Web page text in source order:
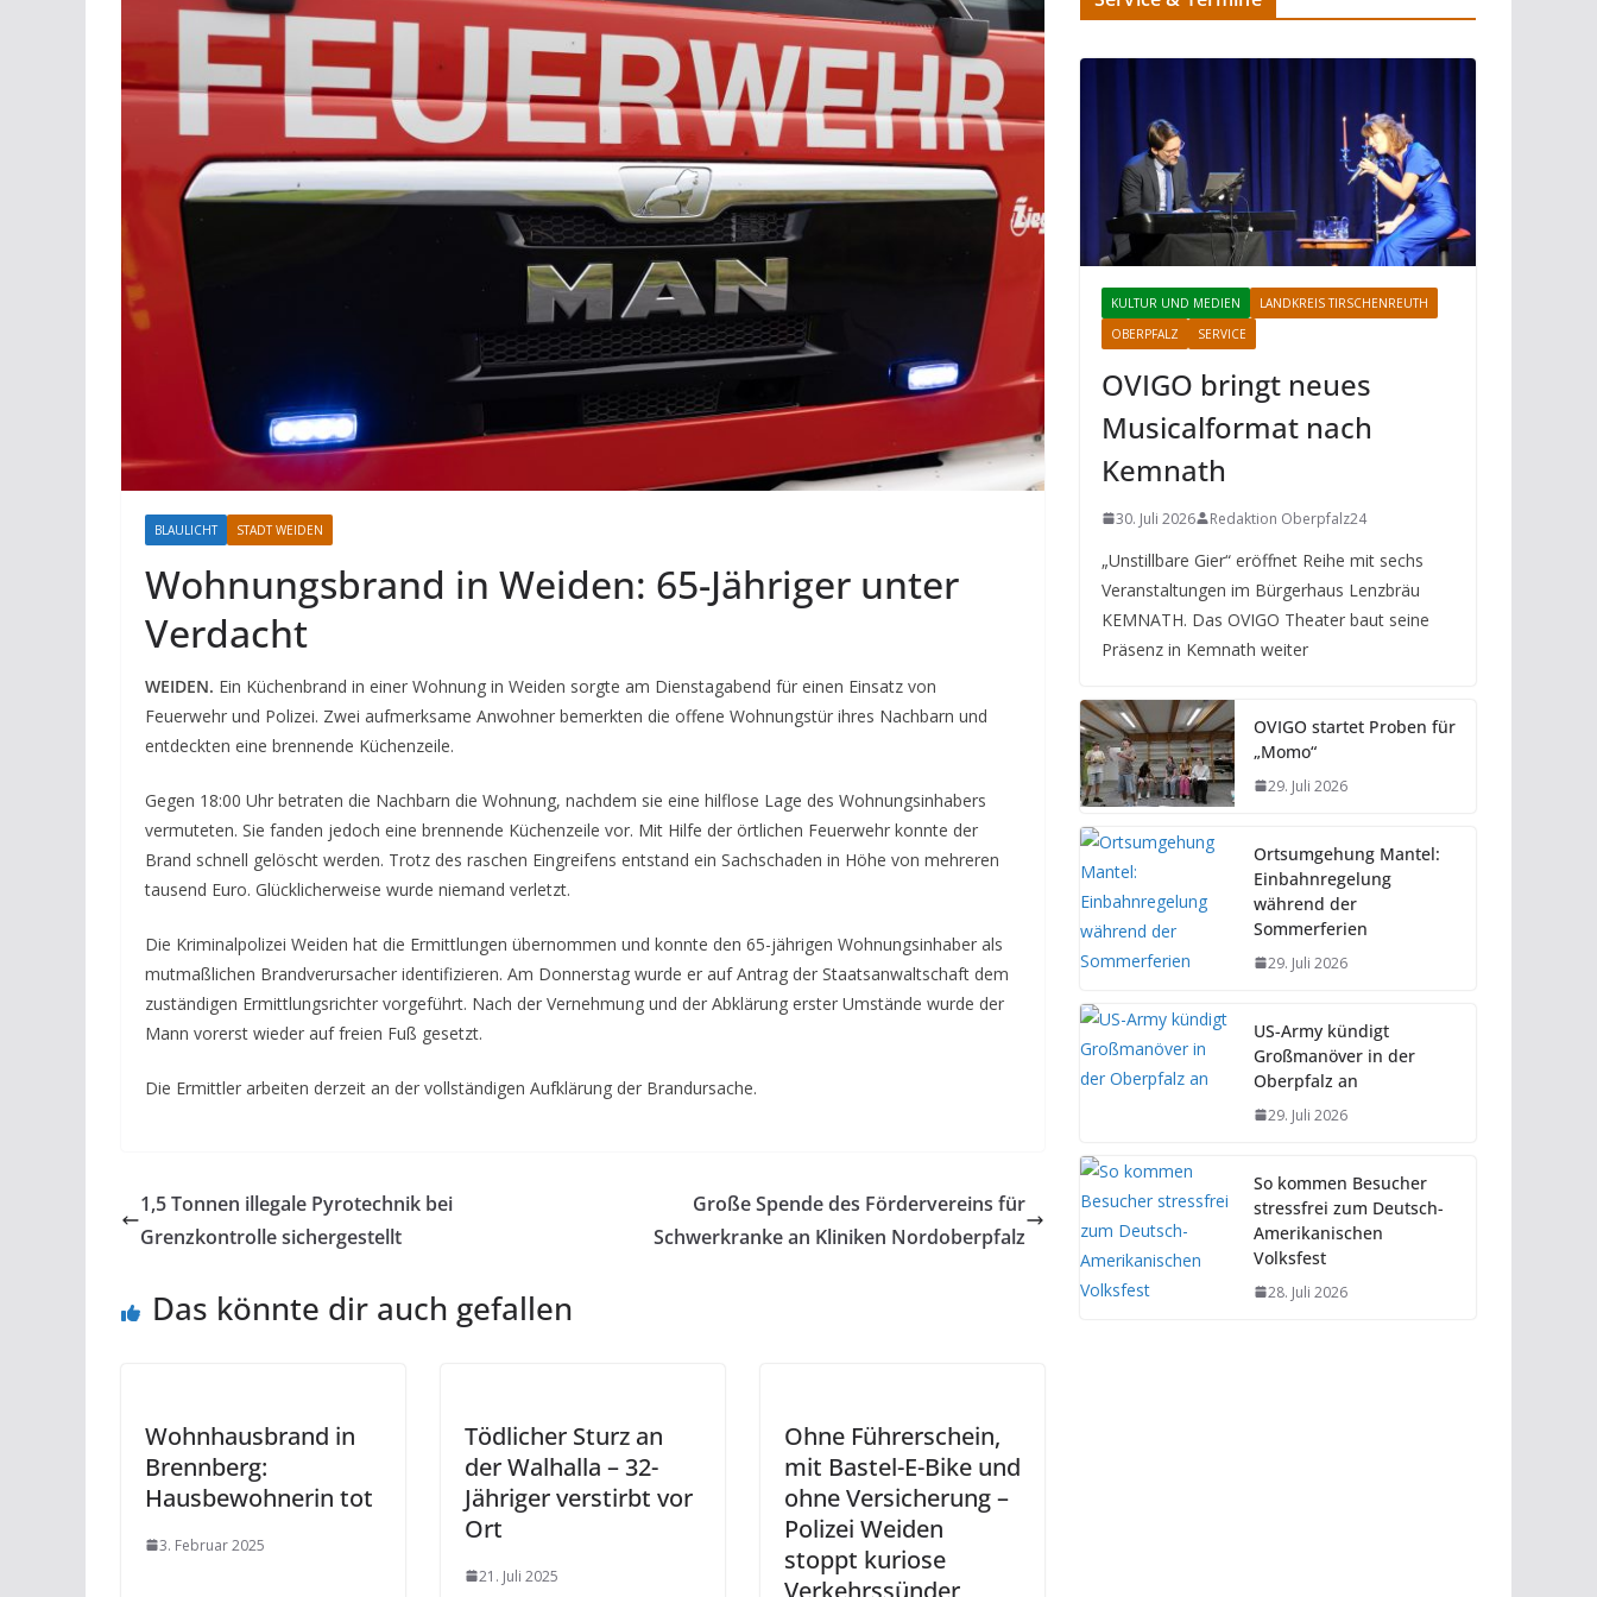
BLAULICHT STADT WEIDEN
Wohnungsbrand in Weiden: 65-Jähriger unter
Verdacht
WEIDEN. Ein Küchenbrand in einer Wohnung in Weiden sorgte am Dienstagabend für einen Einsatz von
Feuerwehr und Polizei. Zwei aufmerksame Anwohner bemerkten die offene Wohnungstür ihres Nachbarn und
entdeckten eine brennende Küchenzeile.
Gegen 18:00 Uhr betraten die Nachbarn die Wohnung, nachdem sie eine hilflose Lage des Wohnungsinhabers
vermuteten. Sie fanden jedoch eine brennende Küchenzeile vor. Mit Hilfe der örtlichen Feuerwehr konnte der
Brand schnell gelöscht werden. Trotz des raschen Eingreifens entstand ein Sachschaden in Höhe von mehreren
tausend Euro. Glücklicherweise wurde niemand verletzt.
Die Kriminalpolizei Weiden hat die Ermittlungen übernommen und konnte den 65-jährigen Wohnungsinhaber als
mutmaßlichen Brandverursacher identifizieren. Am Donnerstag wurde er auf Antrag der Staatsanwaltschaft dem
zuständigen Ermittlungsrichter vorgeführt. Nach der Vernehmung und der Abklärung erster Umstände wurde der
Mann vorerst wieder auf freien Fuß gesetzt.
Die Ermittler arbeiten derzeit an der vollständigen Aufklärung der Brandursache.
1,5 Tonnen illegale Pyrotechnik bei
Grenzkontrolle sichergestellt
Große Spende des Fördervereins für
Schwerkranke an Kliniken Nordoberpfalz
Das könnte dir auch gefallen
Wohnhausbrand in
Brennberg:
Hausbewohnerin tot
3. Februar 2025
Tödlicher Sturz an
der Walhalla – 32-
Jähriger verstirbt vor
Ort
21. Juli 2025
Ohne Führerschein,
mit Bastel-E-Bike und
ohne Versicherung –
Polizei Weiden
stoppt kuriose
Verkehrssünder
KULTUR UND MEDIEN
LANDKREIS TIRSCHENREUTH
OBERPFALZ
SERVICE
OVIGO bringt neues
Musicalformat nach
Kemnath
30. Juli 2026 Redaktion Oberpfalz24
„Unstillbare Gier“ eröffnet Reihe mit sechs
Veranstaltungen im Bürgerhaus Lenzbräu
KEMNATH. Das OVIGO Theater baut seine
Präsenz in Kemnath weiter
OVIGO startet Proben für
„Momo“
29. Juli 2026
Ortsumgehung Mantel:
Einbahnregelung
während der
Sommerferien
29. Juli 2026
US-Army kündigt
Großmanöver in der
Oberpfalz an
29. Juli 2026
So kommen Besucher
stressfrei zum Deutsch-
Amerikanischen
Volksfest
28. Juli 2026